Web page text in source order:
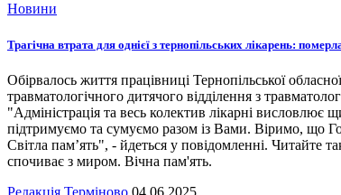
Новини
Трагічна втрата для однієї з тернопільських лікарень:
Обірвалось життя працівниці Тернопільської
травматологічного дитячого відділення з
"Адміністрація та весь колектив лікарні
підтримуємо та сумуємо разом із Вами. Віримо, що
Світла пам’ять", - йдеться у повідомленні.
спочиває з миром. Вічна пам'ять.
Редакція Терміново 04.06.2025